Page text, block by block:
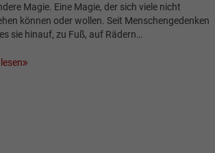
Magie. Eine Magie, der sich viele nicht
können oder wollen. Seit Menschengedenken
sie hinauf, zu Fuß, auf Rädern…